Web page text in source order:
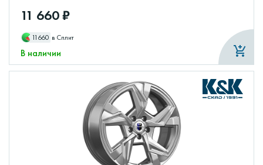
11 660 ₽
11660 в Сплит
В наличии